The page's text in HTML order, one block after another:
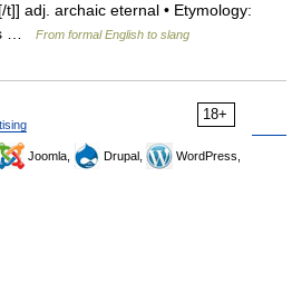
t]] adj. archaic eternal • Etymology:
…
From formal English to slang
18+
Joomla, Drupal,
WordPress,